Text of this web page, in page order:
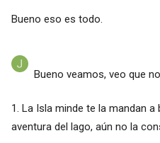
Bueno eso es todo.
Bueno veamos, veo que
1. La Isla minde te la mandan
aventura del lago, aún no la